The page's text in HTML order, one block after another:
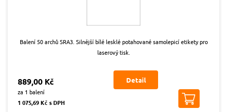
Balení 50 archů SRA3. Silnější bílé lesklé potahované samolepicí etikety pro
laserový tisk.
889,00 Kč
za 1 balení
1 075,69 Kč s DPH
Detail